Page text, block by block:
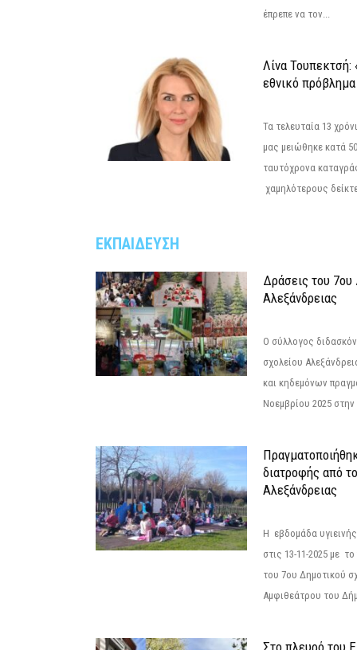
έπρεπε να τον...
Λίνα Τουπεκτσή:
εθνικό πρόβλημα
Τα τελευταία 13
μας μειώθηκε κατά
ταυτόχρονα
χαμηλότερους
ΕΚΠΑΙΔΕΥΣΗ
Δράσεις του 7ου
Αλεξάνδρειας
Ο σύλλογος
σχολείου
και κηδεμόνων
Νοεμβρίου 2025
διατροφής από
Αλεξάνδρειας
Η εβδομάδα
στις 13-11-2025 με
του 7ου Δημοτικού
Αμφιθεάτρου του
Στο πλευρό του